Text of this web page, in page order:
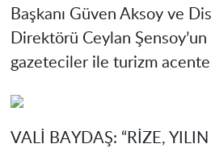
Başkanı Güven Aksoy ve
Direktörü Ceylan Şensoy’un
gazeteciler ile turizm
VALİ BAYDAŞ: “RİZE,